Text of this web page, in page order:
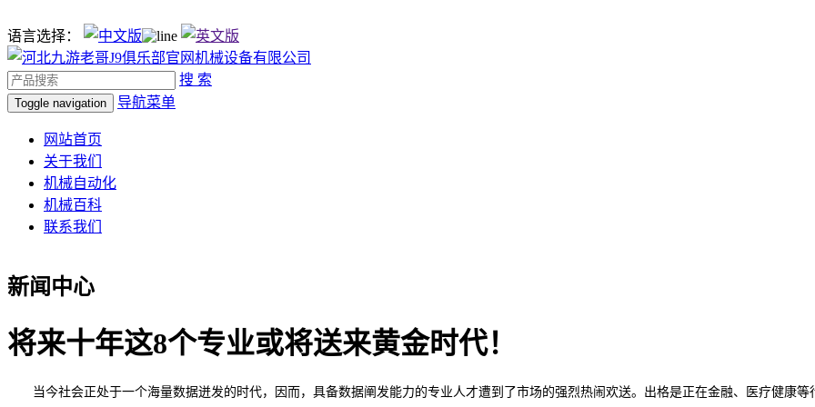
语言选择：
搜 索
Toggle navigation 导航菜单
网站首页
关于我们
机械自动化
机械百科
联系我们
新闻中心
将来十年这8个专业或将送来黄金时代！
当今社会正处于一个海量数据迸发的时代，因而，具备数据阐发能力的专业人才遭到了市场的强烈热闹欢送。出格是正在金融、医疗健康等